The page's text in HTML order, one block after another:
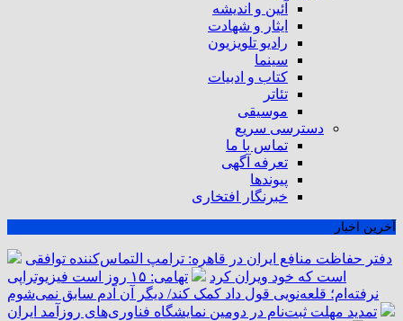
آئین و اندیشه
ایثار و شهادت
رادیو تلویزیون
سینما
کتاب و ادبیات
تئاتر
موسیقی
دسترسی سریع
تماس با ما
تعرفه آگهی
پیوندها
خبرنگار افتخاری
آخرین اخبار
دفتر حفاظت منافع ایران در قاهره: ترامپ التماس‌کننده توافقی
است که خود ویران کرد
تهامی: ۱۵ روز است فیزیوتراپی
نرفته‌ام؛ قلعه‌نویی قول داد کمک کند/ دیگر آن آدم سابق نمی‌شوم
تمدید مهلت ثبت‌نام در دومین نمایشگاه فناوری‌های روزآمد ایران